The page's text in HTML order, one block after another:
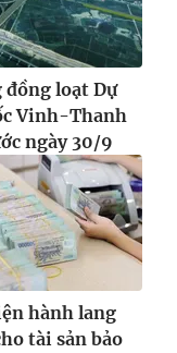
đồng loạt Dự
Vinh-Thanh
ngày 30/9
hành lang
tài sản bảo